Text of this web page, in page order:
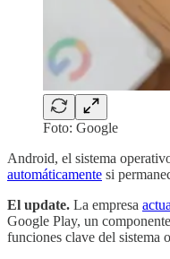
Foto: Google
Android, el sistema
automáticamente si
El update. La empresa
Google Play, un
funciones clave del sistema